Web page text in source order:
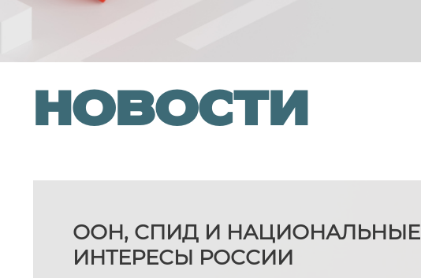
новости
ООН, СПИД И НАЦИОНАЛЬНЫЕ
ИНТЕРЕСЫ РОССИИ